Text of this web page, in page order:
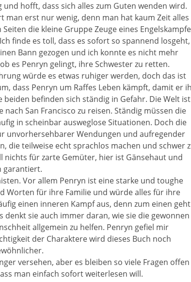
hofft, dass sich alles zum Guten wenden wird.
erst nur wenig, denn man hat kaum Zeit alles
die kleine Gruppe Zeuge eines
finde es toll, dass es sofort so spannend losgeht,
Bann gezogen und ich konnte es nicht mehr
es Penryn gelingt, ihre Schwester zu retten.
würde es etwas ruhiger werden, doch das ist
dass Penryn um Raffes Leben kämpft, damit er
befinden sich ständig in Gefahr. Die Welt ist
San Francisco zu reisen. Ständig müssen die
in scheinbar ausweglose Situationen. Doch die
unvorhersehbarer Wendungen und aufregender
die teilweise echt sprachlos machen und schwer
nichts für zarte Gemüter, hier ist Gänsehaut und
garantiert.
Vor allem Penryn ist eine starke und toughe
Worten für ihre Familie und würde alles für ihre
einen inneren Kampf aus, denn zum einen geht
sie auch immer daran, wie sie die gewonnen
allgemein zu helfen. Penryn gefiel mir
der Charaktere wird dieses Buch noch
versehen, aber es bleiben so viele Fragen offen
man einfach sofort weiterlesen will.